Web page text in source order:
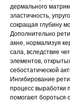
дермального
эластичность,
сокращая глубину
Дополнительно
акне, нормализуя
сала, вследствие
элементов,
себостатической
Ингибирование
процесс выработки
помогают бороться